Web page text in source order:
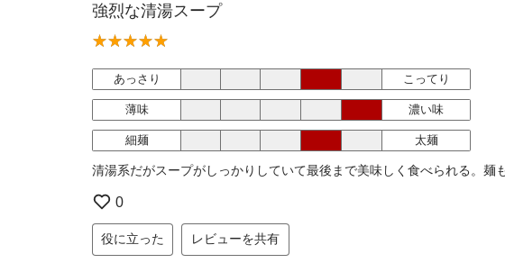
強烈な清湯スープ
あっさり こってり
薄味 濃い味
細麺 太麺
清湯系だがスープがしっかりしていて最後まで美味しく食べられる。麺
0
役に立った レビューを共有